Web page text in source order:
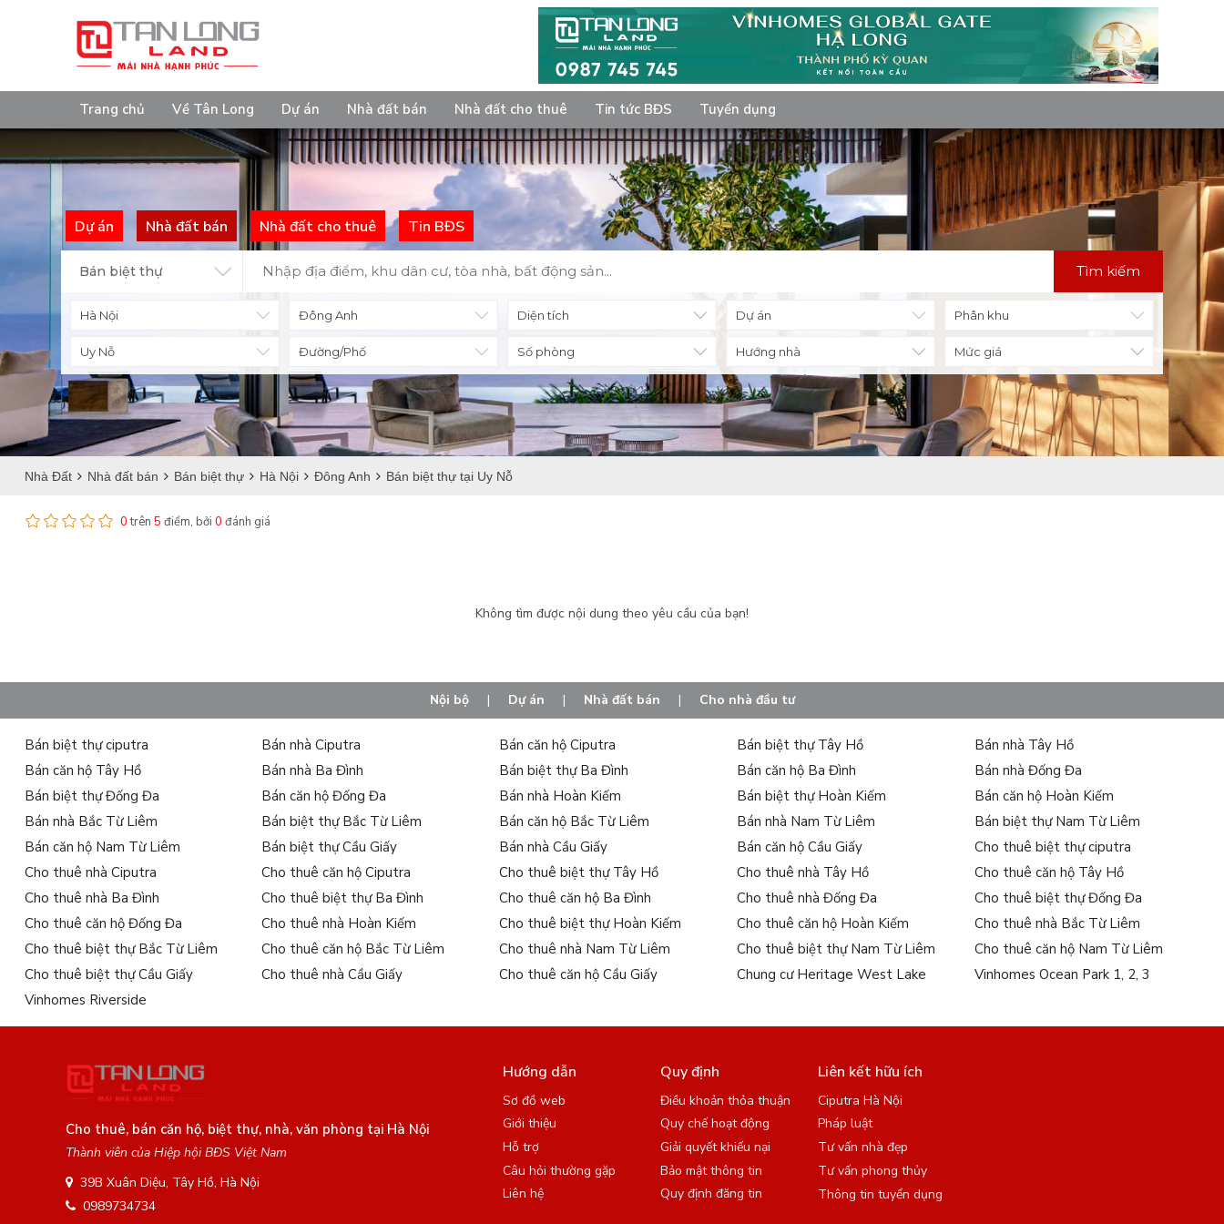
Trang chủ Về Tân Long Dự án Nhà đất bán Nhà đất cho thuê Tin tức BĐS Tuyển dụng
Dự án Nhà đất bán Nhà đất cho thuê Tin BĐS
Bán biệt thự Tìm kiếm
Diện tích
Số phòng Hướng nhà Mức giá
Nhà Đất Nhà đất bán Bán biệt thự Hà Nội Đông Anh Bán biệt thự tại Uy Nỗ
0trên 5 điểm, bởi 0 đánh giá
Không tìm được nội dung theo yêu cầu của bạn!
Nội bộ | Dự án | Nhà đất bán | Cho nhà đầu tư
Bán biệt thự ciputra Bán nhà Ciputra Bán căn hộ Ciputra Bán biệt thự Tây Hồ
Bán nhà Tây Hồ
Bán căn hộ Tây Hồ
Bán nhà Ba Đình Bán biệt thự Ba Đình Bán căn hộ Ba Đình
Bán nhà Đống Đa
Bán biệt thự Đống Đa
Bán căn hộ Đống Đa Bán nhà Hoàn Kiếm Bán biệt thự Hoàn Kiếm
Bán căn hộ Hoàn Kiếm
Bán nhà Bắc Từ Liêm
Bán biệt thự Bắc Từ Liêm Bán căn hộ Bắc Từ Liêm Bán nhà Nam Từ Liêm
Bán biệt thự Nam Từ Liêm
Bán căn hộ Nam Từ Liêm
Bán biệt thự Cầu Giấy Bán nhà Cầu Giấy Bán căn hộ Cầu Giấy
Cho thuê biệt thự ciputra
Cho thuê nhà Ciputra
Cho thuê căn hộ Ciputra Cho thuê biệt thự Tây Hồ Cho thuê nhà Tây Hồ
Cho thuê căn hộ Tây Hồ
Cho thuê nhà Ba Đình
Cho thuê biệt thự Ba Đình Cho thuê căn hộ Ba Đình Cho thuê nhà Đống Đa
Cho thuê biệt thự Đống Đa
Cho thuê căn hộ Đống Đa
Cho thuê nhà Hoàn Kiếm Cho thuê biệt thự Hoàn Kiếm Cho thuê căn hộ Hoàn Kiếm
Cho thuê nhà Bắc Từ Liêm
Cho thuê biệt thự Bắc Từ Liêm
Cho thuê căn hộ Bắc Từ Liêm Cho thuê nhà Nam Từ Liêm Cho thuê biệt thự Nam Từ Liêm
Cho thuê căn hộ Nam Từ Liêm
Cho thuê biệt thự Cầu Giấy
Cho thuê nhà Cầu Giấy Cho thuê căn hộ Cầu Giấy Chung cư Heritage West Lake
Vinhomes Ocean Park 1, 2, 3
Vinhomes Riverside
Cho thuê, bán căn hộ, biệt thự, nhà, văn phòng tại Hà Nội
Thành viên của Hiệp hội BĐS Việt Nam
39B Xuân Diệu, Tây Hồ, Hà Nội
0989734734
Hướng dẫn
Sơ đồ web
Giới thiệu
Hỗ trợ
Câu hỏi thường gặp
Liên hệ
Quy định
Điều khoản thỏa thuận
Quy chế hoạt động
Giải quyết khiếu nại
Bảo mật thông tin
Quy định đăng tin
Liên kết hữu ích
Ciputra Hà Nội
Pháp luật
Tư vấn nhà đẹp
Tư vấn phong thủy
Thông tin tuyển dụng